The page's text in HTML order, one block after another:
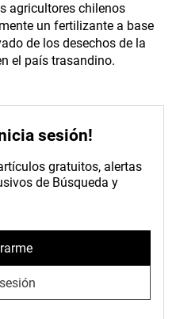
agricultores chilenos
un fertilizante a base
de los desechos de la
el país trasandino.
sesión!
gratuitos, alertas
de Búsqueda y